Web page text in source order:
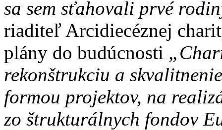
sa sem sťahovali prvé
riaditeľ Arcidiecéznej
plány do budúcnosti
rekonštrukciu a
formou projektov, na
zo štrukturálnych fondov